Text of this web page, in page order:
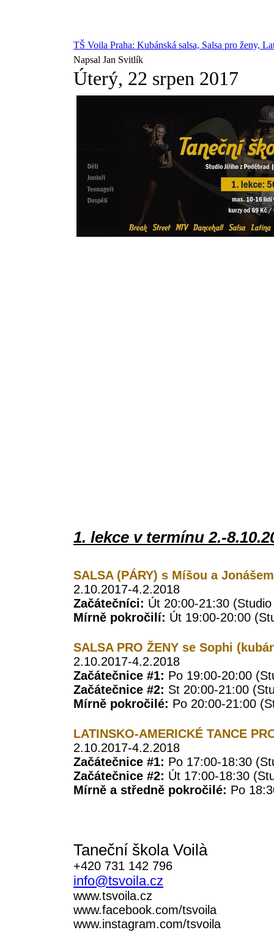
TŠ Voila Praha: Kubánská salsa, Salsa pro ženy,
Napsal Jan Svitlík
Úterý, 22 srpen 2017
1. lekce v termínu 2.-
SALSA (PÁRY) s Míšou a
2.10.2017-4.2.2018
Začátečníci: Út 20:00-21:30
Mírně pokročilí: Út 19:00-20:00 (
SALSA PRO ŽENY se Sophi
2.10.2017-4.2.2018
Začátečnice #1: Po 19:00-20:00
Začátečnice #2: St 20:00-21:00
Mírně pokročilé: Po 20:00-21:00
LATINSKO-AMERICKÉ TANCE
2.10.2017-4.2.2018
Začátečnice #1: Po 17:00-18:30
Začátečnice #2: Út 17:00-18:30
Mírně a středně pokročilé: Po
Taneční škola Voilà
+420 731 142 796
info@tsvoila.cz
www.tsvoila.cz
www.facebook.com/tsvoila
www.instagram.com/tsvoila